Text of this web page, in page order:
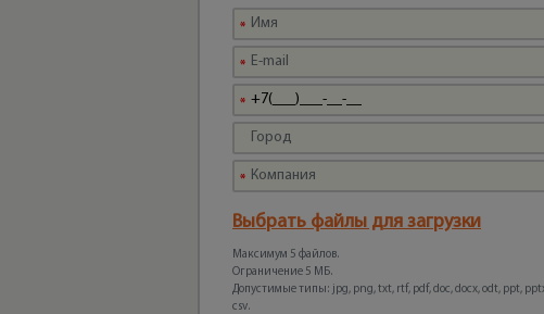
Выбрать файлы для загрузки
Максимум 5 файлов.
Ограничение 5 МБ.
Допустимые типы: jpg, png, txt, rtf, pdf, doc, docx, odt, ppt,
csv.